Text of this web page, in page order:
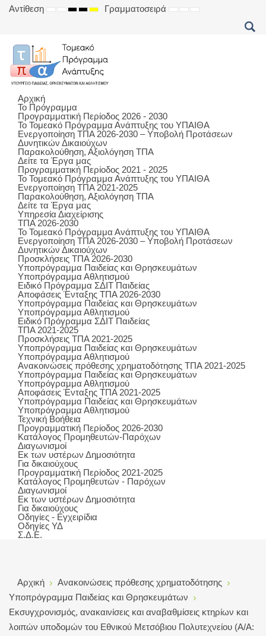
Αντίθεση
DEFAULT
NIGHT
HIGH
MODE
HIGH
MODE
HIGH
MODE
Γραμματοσειρά
SETSETSET
Αρχική
Το Πρόγραμμα
Προγραμματική Περίοδος 2026 - 2030
Το Τομεακό Πρόγραμμα Ανάπτυξης του ΥΠΑΙΘΑ
Ενεργοποίηση ΤΠΑ 2026-2030 – Υποβολή Προτάσεων
Δυνητικών Δικαιούχων
Παρακολούθηση, Αξιολόγηση ΤΠΑ
Δείτε τα Έργα μας
Προγραμματική Περίοδος 2021 - 2025
Το Τομεακό Πρόγραμμα Ανάπτυξης του ΥΠΑΙΘΑ
Ενεργοποίηση ΤΠΑ 2021-2025
Παρακολούθηση, Αξιολόγηση ΤΠΑ
Δείτε τα Έργα μας
Υπηρεσία Διαχείρισης
ΤΠΑ 2026-2030
Το Τομεακό Πρόγραμμα Ανάπτυξης του ΥΠΑΙΘΑ
Ενεργοποίηση ΤΠΑ 2026-2030 – Υποβολή Προτάσεων
Δυνητικών Δικαιούχων
Προσκλήσεις ΤΠΑ 2026-2030
Υποπρόγραμμα Παιδείας και Θρησκευμάτων
Υποπρόγραμμα Αθλητισμού
Ειδικό Πρόγραμμα ΣΔΙΤ Παιδείας
Αποφάσεις Ένταξης ΤΠΑ 2026-2030
Υποπρόγραμμα Παιδείας και Θρησκευμάτων
Υποπρόγραμμα Αθλητισμού
Ειδικό Πρόγραμμα ΣΔΙΤ Παιδείας
ΤΠΑ 2021-2025
Προσκλήσεις ΤΠΑ 2021-2025
Υποπρόγραμμα Παιδείας και Θρησκευμάτων
Υποπρόγραμμα Αθλητισμού
Ανακοινώσεις πρόθεσης χρηματοδότησης ΤΠΑ 2021-2025
Υποπρόγραμμα Παιδείας και Θρησκευμάτων
Υποπρόγραμμα Αθλητισμού
Αποφάσεις Ένταξης ΤΠΑ 2021-2025
Υποπρόγραμμα Παιδείας και Θρησκευμάτων
Υποπρόγραμμα Αθλητισμού
Τεχνική Βοήθεια
Προγραμματική Περίοδος 2026-2030
Κατάλογος Προμηθευτών-Παρόχων
Διαγωνισμοί
Εκ των υστέρων Δημοσιότητα
Για δικαιούχους
Προγραμματική Περίοδος 2021-2025
Κατάλογος Προμηθευτών - Παρόχων
Διαγωνισμοί
Εκ των υστέρων Δημοσιότητα
Για δικαιούχους
Οδηγίες - Εγχειρίδια
Οδηγίες ΥΔ
Σ.Δ.Ε.
Αρχική
Ανακοινώσεις πρόθεσης χρηματοδότησης
Υποπρόγραμμα Παιδείας και Θρησκευμάτων
Εκσυγχρονισμός, ανακαινίσεις και αναβαθμίσεις κτηρίων και
λοιπών υποδομών του Εθνικού Μετσόβιου Πολυτεχνείου (Α/Α: